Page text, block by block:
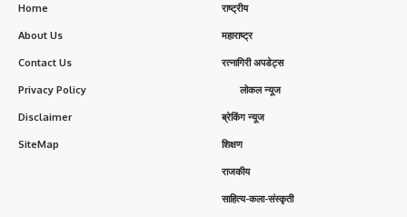
Home
About Us
Contact Us
Privacy Policy
Disclaimer
SiteMap
राष्ट्रीय
महाराष्ट्र
रत्नागिरी अपडेट्स
लोकल न्यूज
ब्रेकिंग न्यूज
शिक्षण
राजकीय
साहित्य-कला-संस्कृती